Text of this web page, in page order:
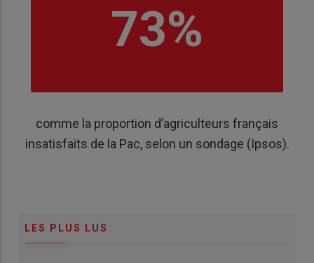
73%
comme la proportion d’agriculteurs français
insatisfaits de la Pac, selon un sondage (Ipsos).
LES PLUS LUS